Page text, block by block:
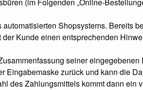
(im Folgenden „Online-
Shopsystems. Bereits
Kunde einen entsprechenden
seiner
Eingabemaske zurück und kann die
des Zahlungsmittels kommt dann ein